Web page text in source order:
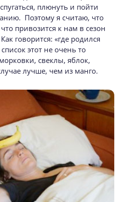
плюнуть и пойти
Поэтому я считаю, что
привозится к нам в сезон
говорится: «где родился
этот не очень то
свеклы, яблок,
лучше, чем из манго.